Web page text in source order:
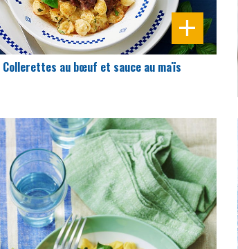
Collerettes au bœuf et sauce au maïs
DIFFICULTÉ